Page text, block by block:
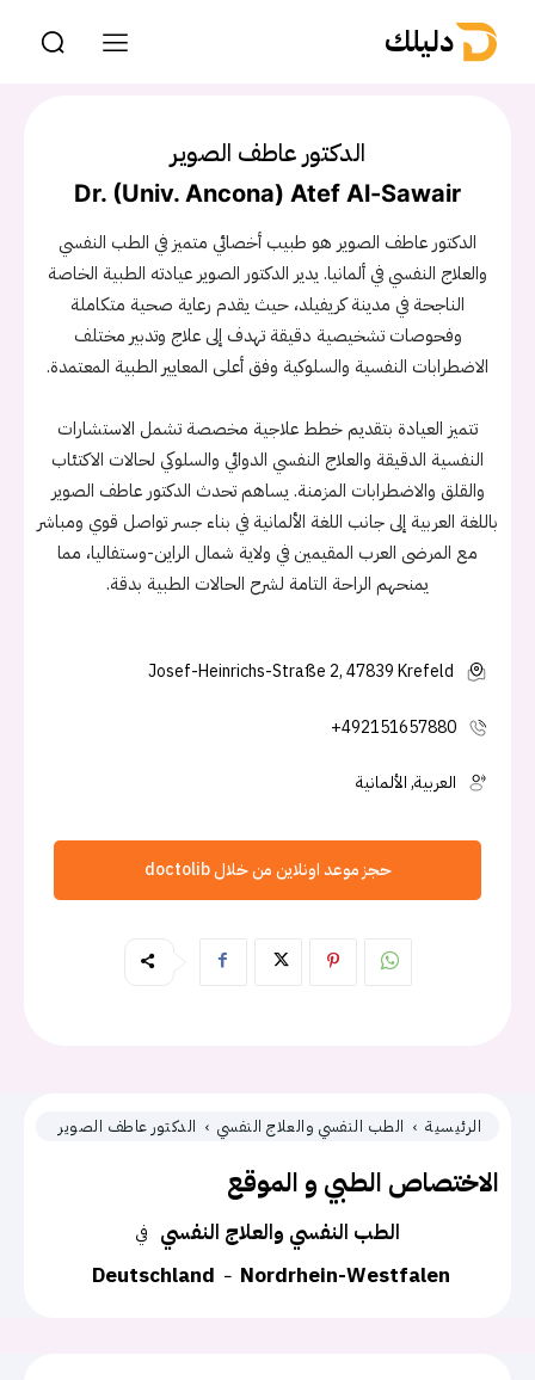
دليلك
الرئيسية الطب النفسي والعلاج النفسي الدكتور عاطف الصوير
الاختصاص الطبي و الموقع
في الطب النفسي والعلاج النفسي
Deutschland
Nordrhein-Westfalen
الدكتور عاطف الصوير
Dr. (Univ. Ancona) Atef Al-Sawair
الدكتور عاطف الصوير هو طبيب أخصائي متميز في الطب النفسي
والعلاج النفسي في ألمانيا. يدير الدكتور الصوير عيادته الطبية الخاصة
الناجحة في مدينة كريفيلد، حيث يقدم رعاية صحية متكاملة
وفحوصات تشخيصية دقيقة تهدف إلى علاج وتدبير مختلف
الاضطرابات النفسية والسلوكية وفق أعلى المعايير الطبية المعتمدة.
تتميز العيادة بتقديم خطط علاجية مخصصة تشمل الاستشارات
النفسية الدقيقة والعلاج النفسي الدوائي والسلوكي لحالات الاكتئاب
والقلق والاضطرابات المزمنة. يساهم تحدث الدكتور عاطف الصوير
باللغة العربية إلى جانب اللغة الألمانية في بناء جسر تواصل قوي ومباشر
مع المرضى العرب المقيمين في ولاية شمال الراين-وستفاليا، مما
يمنحهم الراحة التامة لشرح الحالات الطبية بدقة.
Josef-Heinrichs-Straße 2, 47839 Krefeld
+492151657880
العربية, الألمانية
حجز موعد اونلاين من خلال doctolib